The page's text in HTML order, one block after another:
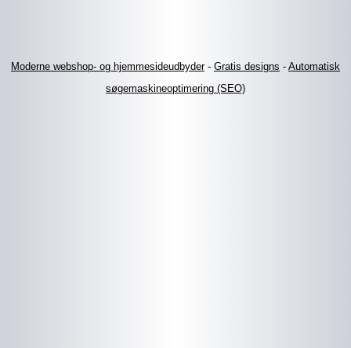
Moderne webshop- og hjemmesideudbyder- Gratis designs - Automatisk
søgemaskineoptimering (SEO)